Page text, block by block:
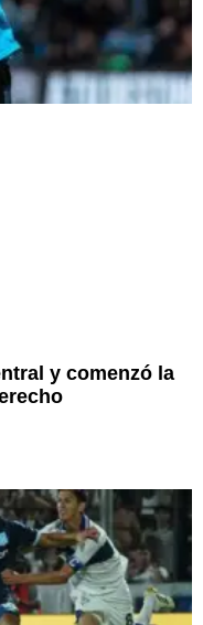
y comenzó la